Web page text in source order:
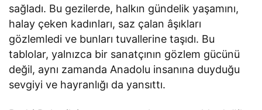
sağladı. Bu gezilerde, halkın gündelik yaşamını,
halay çeken kadınları, saz çalan âşıkları
gözlemledi ve bunları tuvallerine taşıdı. Bu
tablolar, yalnızca bir sanatçının gözlem gücünü
değil, aynı zamanda Anadolu insanına duyduğu
sevgiyi ve hayranlığı da yansıttı.